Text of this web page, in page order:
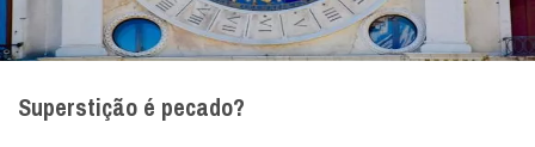
Superstição é pecado?